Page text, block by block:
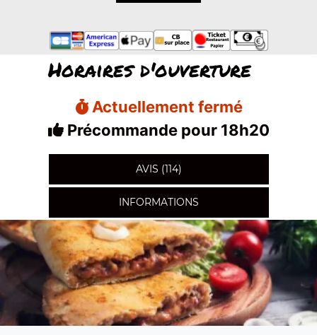
Horaires d'ouverture
Actuellement fermé
Précommande pour 18h20
AVIS (114)
INFORMATIONS